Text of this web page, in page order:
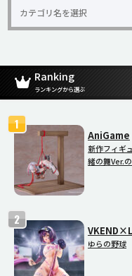
Ranking
ランキングから選ぶ
AniGame
新作フィギ
緒の舞Ver.
ゆらの野球